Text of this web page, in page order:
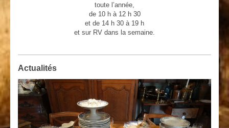
toute l’année,
de 10 h à 12 h 30
et de 14 h 30 à 19 h
et sur RV dans la semaine.
Actualités